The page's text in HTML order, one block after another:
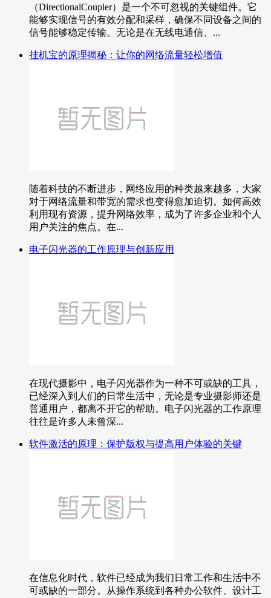
（DirectionalCoupler）是一个不可忽视的关键组件。它
能够实现信号的有效分配和采样，确保不同设备之间的
信号能够稳定传输。无论是在无线电通信、...
挂机宝的原理揭秘：让你的网络流量轻松增值
随着科技的不断进步，网络应用的种类越来越多，大家
对于网络流量和带宽的需求也变得愈加迫切。如何高效
利用现有资源，提升网络效率，成为了许多企业和个人
用户关注的焦点。在...
电子闪光器的工作原理与创新应用
在现代摄影中，电子闪光器作为一种不可或缺的工具，
已经深入到人们的日常生活中，无论是专业摄影师还是
普通用户，都离不开它的帮助。电子闪光器的工作原理
往往是许多人未曾深...
软件激活的原理：保护版权与提高用户体验的关键
在信息化时代，软件已经成为我们日常工作和生活中不
可或缺的一部分。从操作系统到各种办公软件、设计工